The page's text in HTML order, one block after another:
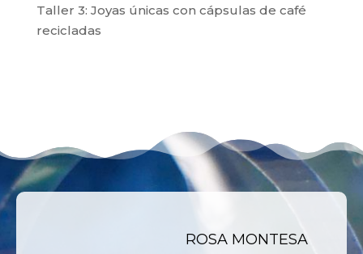
Taller 3: Joyas únicas con cápsulas de café
recicladas
ROSA MONTESA